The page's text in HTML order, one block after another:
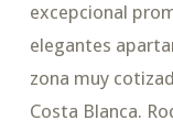
excepcional
elegantes
zona muy
Costa Blanca.